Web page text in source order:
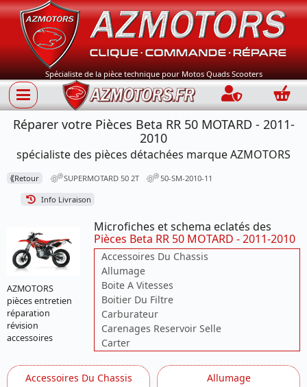
Spécialiste de la pièce technique pour Motos Quads Scooters
Connection
Réparer votre Pièces Beta RR 50 MOTARD - 2011-
2010
spécialiste des pièces détachées marque AZMOTORS
⟪Retour SUPERMOTARD 50 2T 50-SM-2010-11
Info Livraison
AZMOTORS
pièces entretien
réparation
révision
accessoires
Microfiches et schema eclatés des
Pièces Beta RR 50 MOTARD - 2011-2010
Accessoires Du Chassis
Allumage
Boite A Vitesses
Boitier Du Filtre
Carburateur
Carenages Reservoir Selle
Carter
Circuit De Lubrification
Accessoires Du Chassis Allumage